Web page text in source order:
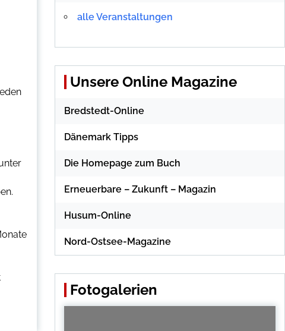
alle Veranstaltungen
Unsere Online Magazine
Bredstedt-Online
Dänemark Tipps
Die Homepage zum Buch
Erneuerbare – Zukunft – Magazin
Husum-Online
Nord-Ostsee-Magazine
Fotogalerien